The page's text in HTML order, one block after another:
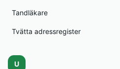
Tandläkare
Tvätta adressregister
U